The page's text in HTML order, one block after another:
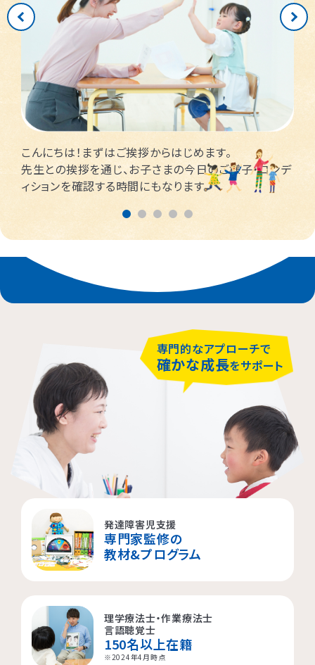
こんにちは！まずはご挨拶からはじめます。
先生との挨拶を通じ、お子さまの今日のご様子・コンデ
ィションを確認する時間にもなります。
専門的なアプローチで
確かな成長をサポート
発達障害児支援
専門家監修の
教材&プログラム
理学療法士・作業療法士
言語聴覚士
150名以上在籍
※2024年4月時点
LITALICOジュニア
LITALICOジュニア つくば教室
川口市
さいたま市緑区
三郷市
さいたま市大宮区
戸田市
富士見市
志木市
松戸市
市川市
流山市
千葉市花見川区
世田谷区
足立区
日野市
葛飾区
江戸川区
千代田区
品川区
立川市
杉並区
横浜市戸塚区
川崎市中原区
厚木市
大和市
藤沢市
相模原市緑区
横浜市神奈川区
川崎市高津区
横浜市中区
横浜市都筑区
名古屋市千種区
名古屋市瑞穂区
名古屋市中村区
名古屋市中区
LITALICOジュニア
LITALICOジュニア 静岡教室
LITALICOジュニア
LITALICOジュニア 四日市教室
堺市北区
東大阪市
摂津市
池田市
堺市西区
堺市堺区
大阪市住吉区
大阪市中央区
大阪市北区
大阪市都島区
神戸市長田区
西宮市
神戸市中央区
LITALICOジュニア
仙台市青葉区
児童発達支援
LITALICOジュニア 仙台五橋教室
LITALICOジュニア
広島市南区
児童発達支援
LITALICOジュニア 広島皆実教室
福岡市早良区
福岡市東区
春日市
福岡市博多区
福岡市中央区